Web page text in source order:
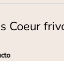
Coeur